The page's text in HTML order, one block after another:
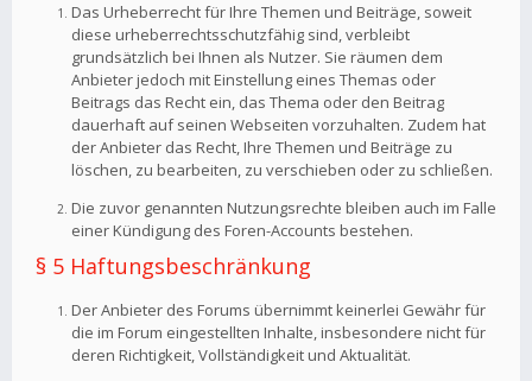
Das Urheberrecht für Ihre Themen und Beiträge, soweit
diese urheberrechtsschutzfähig sind, verbleibt
grundsätzlich bei Ihnen als Nutzer. Sie räumen dem
Anbieter jedoch mit Einstellung eines Themas oder
Beitrags das Recht ein, das Thema oder den Beitrag
dauerhaft auf seinen Webseiten vorzuhalten. Zudem hat
der Anbieter das Recht, Ihre Themen und Beiträge zu
löschen, zu bearbeiten, zu verschieben oder zu schließen.
Die zuvor genannten Nutzungsrechte bleiben auch im Falle
einer Kündigung des Foren-Accounts bestehen.
§ 5 Haftungsbeschränkung
Der Anbieter des Forums übernimmt keinerlei Gewähr für
die im Forum eingestellten Inhalte, insbesondere nicht für
deren Richtigkeit, Vollständigkeit und Aktualität.